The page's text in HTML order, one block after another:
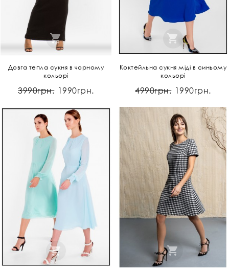
Довга тепла сукня в чорному
кольорі
3990грн. 1990грн.
Коктейльна сукня міді в синьому
кольорі
4990грн. 1990грн.